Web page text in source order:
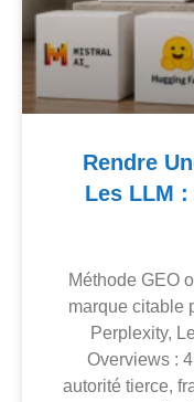
Rendre
Les LLM :
Méthode GEO
marque citable
Perplexity,
Overviews :
autorité tierce,